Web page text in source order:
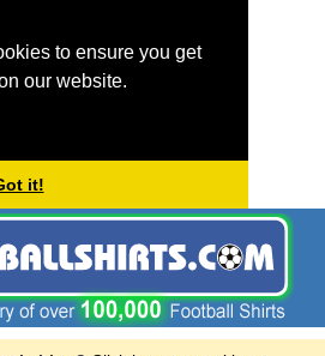
to ensure you get
our website.
it!